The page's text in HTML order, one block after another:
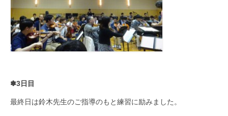
✽3日目
最終日は鈴木先生のご指導のもと練習に励みました。